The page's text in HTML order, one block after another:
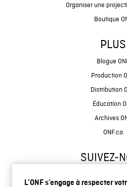
L’ONF s’engage à respecter
Organiser une
Boutique
PLUS
Blogue
Production
Distribution
Éducation
Archives
ONF.ca
SUIVEZ-